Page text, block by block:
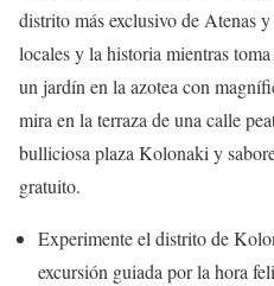
distrito más exclusivo de Atenas
locales y la historia mientras
un jardín en la azotea con
mira en la terraza de una calle
bulliciosa plaza Kolonaki y
gratuito.
Experimente el distrito de
excursión guiada por la hora